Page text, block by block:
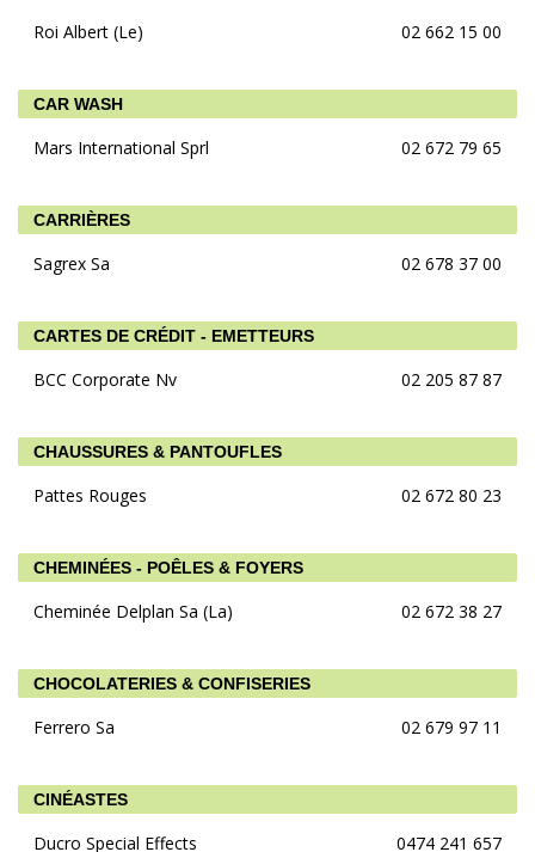
Roi Albert (Le) 02 662 15 00
CAR WASH
Mars International Sprl 02 672 79 65
CARRIÈRES
Sagrex Sa 02 678 37 00
CARTES DE CRÉDIT - EMETTEURS
BCC Corporate Nv 02 205 87 87
CHAUSSURES & PANTOUFLES
Pattes Rouges 02 672 80 23
CHEMINÉES - POÊLES & FOYERS
Cheminée Delplan Sa (La) 02 672 38 27
CHOCOLATERIES & CONFISERIES
Ferrero Sa 02 679 97 11
CINÉASTES
Ducro Special Effects
0474 241 657